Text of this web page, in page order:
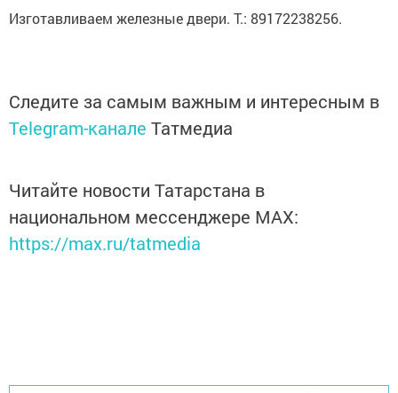
Изготавливаем железные двери. Т.: 89172238256.
Следите за самым важным и интересным в
Telegram-канале Татмедиа
Читайте новости Татарстана в
национальном мессенджере MАХ:
https://max.ru/tatmedia